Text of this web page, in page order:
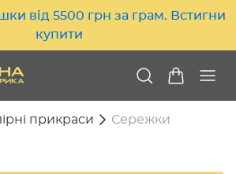
від 5500 грн за грам. Встигни
купити
прикраси Сережки